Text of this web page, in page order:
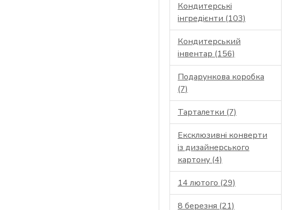
Кондитерські
інгредієнти (103)
Кондитерський
інвентар (156)
Подарункова коробка
(7)
Тарталетки (7)
Ексклюзивні конверти
із дизайнерського
картону (4)
14 лютого (29)
8 березня (21)